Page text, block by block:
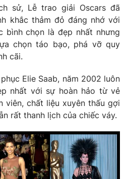
lai
Podcast
Infographic
sử, Lễ trao giải Oscars đã
khắc thảm đỏ đáng nhớ với
bình chọn là đẹp nhất nhưng
chọn táo bạo, phá vỡ quy
cãi.
Elie Saab, năm 2002 luôn
nhất với sự hoàn hảo từ vẻ
viên, chất liệu xuyên thấu gợi
rất thanh lịch của chiếc váy.